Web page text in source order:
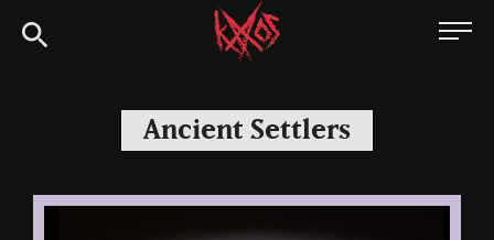
Siirry
suoraan
Kaaoszine
Ancient Settlers